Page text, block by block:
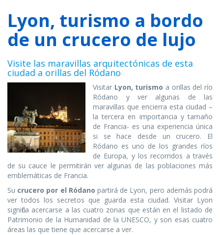
Lyon, turismo a bordo
de un crucero de lujo
Visite las maravillas arquitectónicas de esta
ciudad a orillas del Ródano
Visitar Lyon, turismo a orillas del río
Ródano y ver algunas de las
maravillas que encierra esta ciudad –
la tercera en importancia y tamaño
de Francia- es una experiencia única
si se hace desde un crucero. El
Ródano es uno de los grandes ríos
de Europa, y los recorridos a través
de su cauce le permitirán ver algunas de las poblaciones más
emblemáticas de Francia.
Su crucero por el Ródano partirá de Lyon, pero además podrá
ver todos los secretos que guarda esta ciudad. Visitar Lyon
significa acercarse a las cuatro zonas que están en el listado de
Patrimonio de la Humanidad de la UNESCO, y son esas cuatro
áreas las que tiene que acercarse a ver.